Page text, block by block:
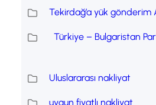
Tekirdağ’a yük gönderim
Türkiye – Bulgaristan
Uluslararası nakliyat
uygun fiyatlı nakliyat